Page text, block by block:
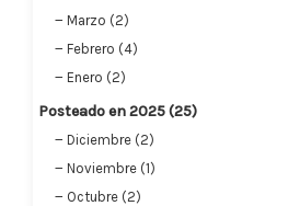
Marzo (2)
Febrero (4)
Enero (2)
Posteado en 2025 (25)
Diciembre (2)
Noviembre (1)
Octubre (2)